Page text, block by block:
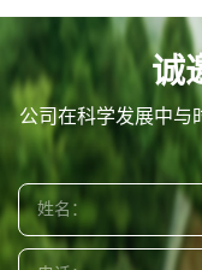
诚
公司在科学发展中与